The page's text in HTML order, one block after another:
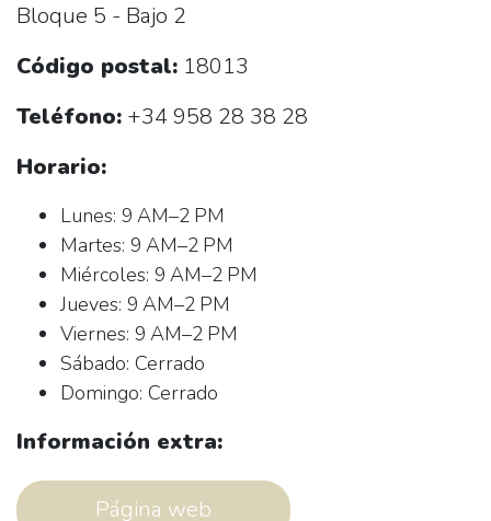
Bloque 5 - Bajo 2
Código postal: 18013
Teléfono: +34 958 28 38 28
Horario:
Lunes: 9 AM–2 PM
Martes: 9 AM–2 PM
Miércoles: 9 AM–2 PM
Jueves: 9 AM–2 PM
Viernes: 9 AM–2 PM
Sábado: Cerrado
Domingo: Cerrado
Información extra:
Página web